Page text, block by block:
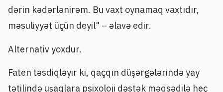
dərin kədərlənirəm. Bu vaxt oynamaq vaxtıdır,
məsuliyyət üçün deyil" – əlavə edir.
Alternativ yoxdur.
Faten təsdiqləyir ki, qaçqın düşərgələrində yay
tətilində uşaqlara psixoloji dəstək məqsədilə heç